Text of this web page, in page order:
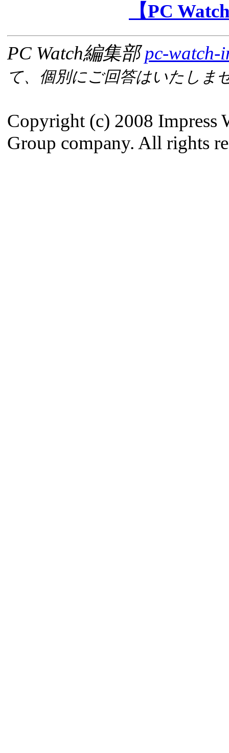
【PC
PC Watch編集部pc-watch-
て、個別にご回答はいたしま
Copyright (c) 2008 Impress
Group company. All rights